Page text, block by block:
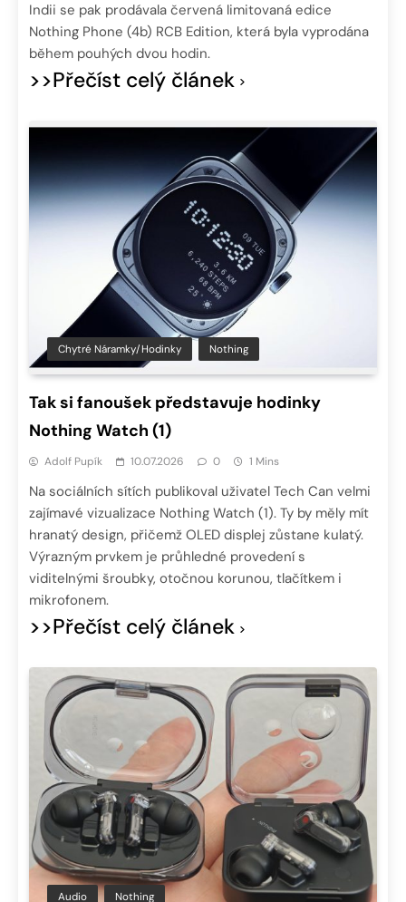
Indii se pak prodávala červená limitovaná edice
Nothing Phone (4b) RCB Edition, která byla vyprodána
během pouhých dvou hodin.
>>Přečíst celý článek
Chytré Náramky/hodinky Nothing
Tak si fanoušek představuje hodinky
Nothing Watch (1)
Adolf Pupík 10.07.2026 0 1 Mins
Na sociálních sítích publikoval uživatel Tech Can velmi
zajímavé vizualizace Nothing Watch (1). Ty by měly mít
hranatý design, přičemž OLED displej zůstane kulatý.
Výrazným prvkem je průhledné provedení s
viditelnými šroubky, otočnou korunou, tlačítkem i
mikrofonem.
>>Přečíst celý článek
Audio Nothing